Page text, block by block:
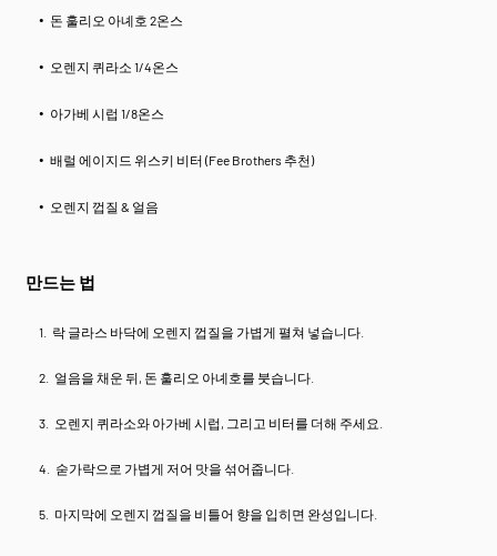
돈 훌리오 아녜호 2온스
오렌지 퀴라소 1/4온스
아가베 시럽 1/8온스
배럴 에이지드 위스키 비터 (Fee Brothers 추천)
오렌지 껍질 & 얼음
만드는 법
락 글라스 바닥에 오렌지 껍질을 가볍게 펼쳐 넣습니다.
얼음을 채운 뒤, 돈 훌리오 아녜호를 붓습니다.
오렌지 퀴라소와 아가베 시럽, 그리고 비터를 더해 주세요.
숟가락으로 가볍게 저어 맛을 섞어줍니다.
마지막에 오렌지 껍질을 비틀어 향을 입히면 완성입니다.